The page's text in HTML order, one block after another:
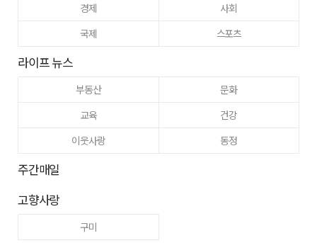
경제
사회
국제
스포츠
라이프 뉴스
부동산
문화
교육
건강
이웃사랑
동정
주간매일
고향사랑
구미